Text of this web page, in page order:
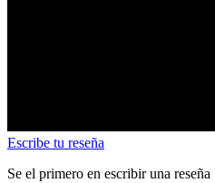
Escribe tu reseña
Se el primero en escribir una reseña